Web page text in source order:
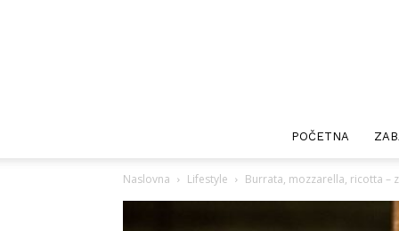
POČETNA
Naslovna Lifestyle Burrata, mozzarella, ricotta –